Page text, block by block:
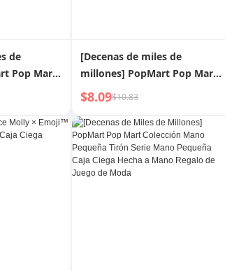
de
Pop Mart
hecha
y
[Decenas de miles de
millones] PopMart Pop Mart
Skullpanda Di Yuguan
Zhongjing Caja ciega hecha a
mano Regalo de moda y
juego
$8.09$10.83